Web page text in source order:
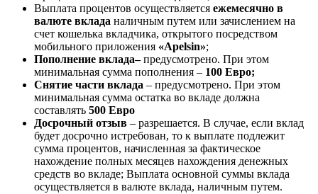
Выплата процентов осуществляется ежемесячно в
валюте вклада наличным путем или зачислением на
счет кошелька вкладчика, открытого посредством
мобильного приложения «Apelsin»;
Пополнение вклада–предусмотрено. При этом
минимальная сумма пополнения – 100 Евро;
Снятие части вклада – предусмотрено. При этом
минимальная сумма остатка во вкладе должна
составлять 500 Евро
Досрочный отзыв – разрешается. В случае, если вклад
будет досрочно истребован, то к выплате подлежит
сумма процентов, начисленная за фактическое
нахождение полных месяцев нахождения денежных
средств во вкладе; Выплата основной суммы вклада
осуществляется в валюте вклада, наличным путем.